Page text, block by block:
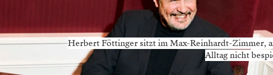
Herbert Föttinger sitzt im Max-Reinhardt-Zimmer,
Alltag nicht